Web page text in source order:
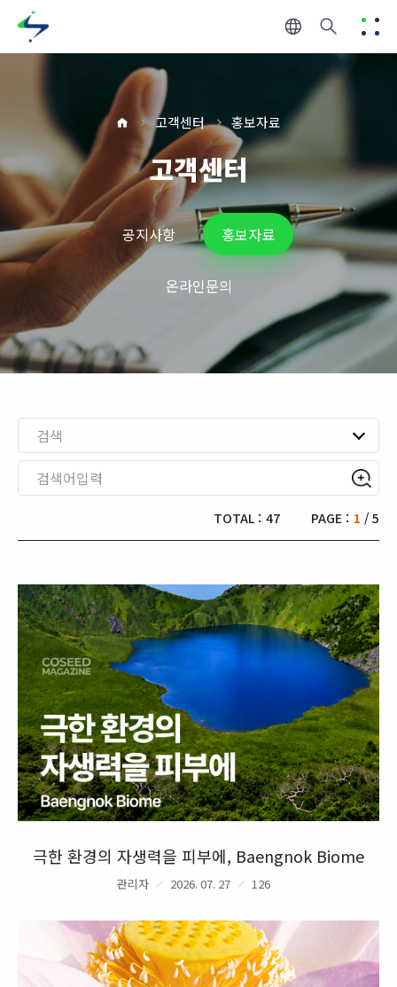
고객센터 홍보자료
고객센터
공지사항 홍보자료
온라인문의
검색
TOTAL : 47 PAGE : 1 / 5
극한 환경의 자생력을 피부에, Baengnok Biome
관리자 2026. 07. 27 126